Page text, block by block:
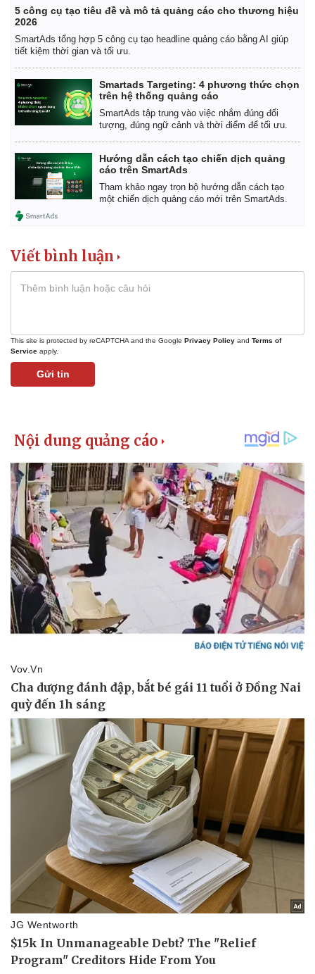
Hồ sơ
E-Magazine
Kinh tế
Bất động sản
Khởi nghiệp
Thị trường
Tiêu dùng
Tỷ giá
Chứng khoán
Giá cà phê
5 công cụ tạo tiêu đề và mô tả quảng cáo cho thương hiệu
2026
SmartAds tổng hợp 5 công cụ tạo headline quảng cáo bằng AI giúp
tiết kiệm thời gian và tối ưu.
Smartads Targeting: 4 phương thức chọn
trên hệ thống quảng cáo
SmartAds tập trung vào việc nhắm đúng đối
tượng, đúng ngữ cảnh và thời điểm để tối ưu.
Hướng dẫn cách tạo chiến dịch quảng
cáo trên SmartAds
Tham khảo ngay trọn bộ hướng dẫn cách tạo
một chiến dịch quảng cáo mới trên SmartAds.
Viết bình luận
This site is protected by reCAPTCHA and the Google Privacy Policy and Terms of
Service apply.
Gửi tin